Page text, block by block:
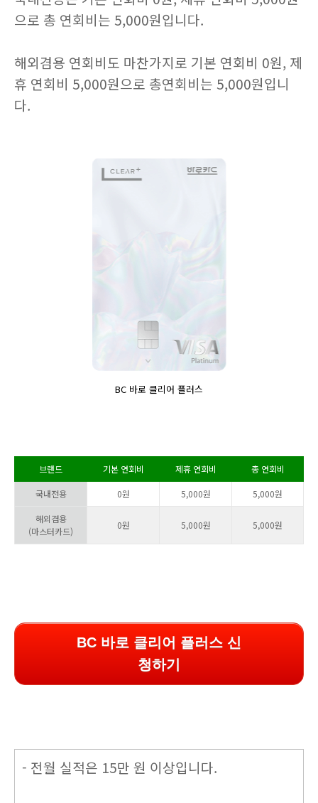
으로 총 연회비는 5,000원입니다.
해외겸용 연회비도 마찬가지로 기본 연회비 0원, 제
휴 연회비 5,000원으로 총연회비는 5,000원입니
다.
BC 바로 클리어 플러스
브랜드 기본 연회비 제휴 연회비 총 연회비
국내전용 0원 5,000원 5,000원
해외겸용
(마스터카드)
0원 5,000원 5,000원
BC 바로 클리어 플러스 신
청하기
- 전월 실적은 15만 원 이상입니다.